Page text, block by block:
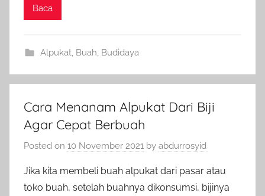
Baca
Alpukat, Buah, Budidaya
Cara Menanam Alpukat Dari Biji
Agar Cepat Berbuah
Posted on 10 November 2021 by abdurrosyid
Jika kita membeli buah alpukat dari pasar atau
toko buah, setelah buahnya dikonsumsi, bijinya